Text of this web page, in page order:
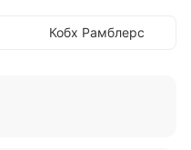
Кобх Рамблерс